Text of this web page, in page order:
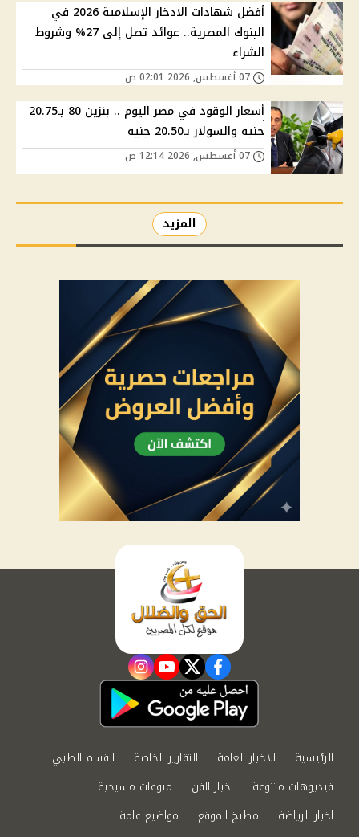
أفضل شهادات الادخار الإسلامية 2026 في
البنوك المصرية.. عوائد تصل إلى 27% وشروط
الشراء
أسعار الوقود في مصر اليوم .. بنزين 80 بـ20.75
جنيه والسولار بـ20.50 جنيه
المزيد
facebook
twitter
youtube
instagram
الرئيسية الاخبار العامة التقارير الخاصة
القسم الطبي
فيديوهات متنوعة
اخبار الفن
منوعات مسيحية
اخبار الرياضة
مطبخ الموقع
مواضيع عامة